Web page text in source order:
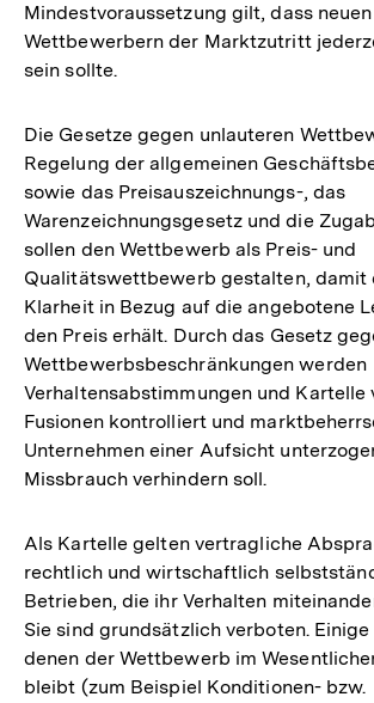
Mindestvoraussetzung gilt, dass neuen
Wettbewerbern der Marktzutritt
sein sollte.
Die Gesetze gegen unlauteren
Regelung der allgemeinen
sowie das Preisauszeichnungs-, das
Warenzeichnungsgesetz und die
sollen den Wettbewerb als Preis- und
Qualitätswettbewerb gestalten, damit
Klarheit in Bezug auf die angebotene
den Preis erhält. Durch das Gesetz
Wettbewerbsbeschränkungen werden
Verhaltensabstimmungen und Kartelle
Fusionen kontrolliert und
Unternehmen einer Aufsicht
Missbrauch verhindern soll.
Als Kartelle gelten vertragliche
rechtlich und wirtschaftlich
Betrieben, die ihr Verhalten
Sie sind grundsätzlich verboten. Einige
denen der Wettbewerb im
bleibt (zum Beispiel Konditionen- bzw.